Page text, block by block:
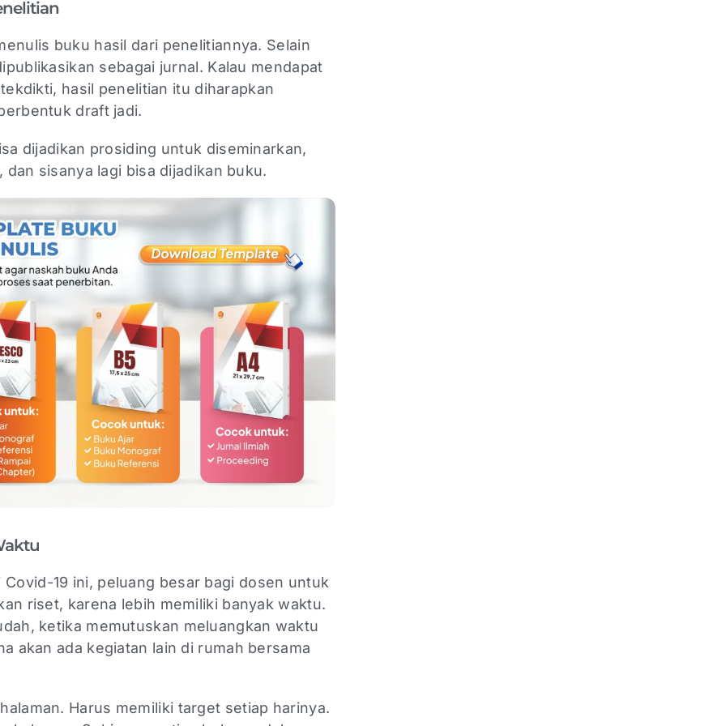
buku hasil dari penelitiannya. Selain
sebagai jurnal. Kalau mendapat
hasil penelitian itu diharapkan
draft jadi.
dijadikan prosiding untuk diseminarkan,
sisanya lagi bisa dijadikan buku.
19 ini, peluang besar bagi dosen untuk
riset, karena lebih memiliki banyak waktu.
ketika memutuskan meluangkan waktu
akan ada kegiatan lain di rumah bersama
Harus memiliki target setiap harinya.